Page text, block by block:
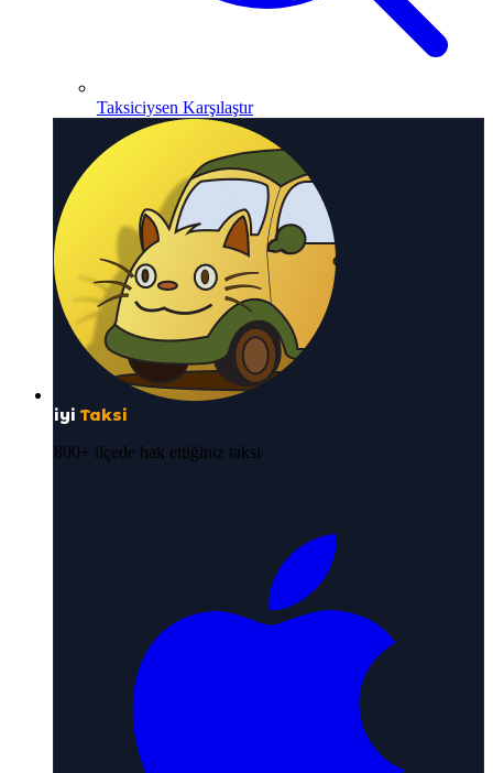
Taksiciysen Karşılaştır
iyi Taksi
800+ ilçede hak ettiğiniz taksi